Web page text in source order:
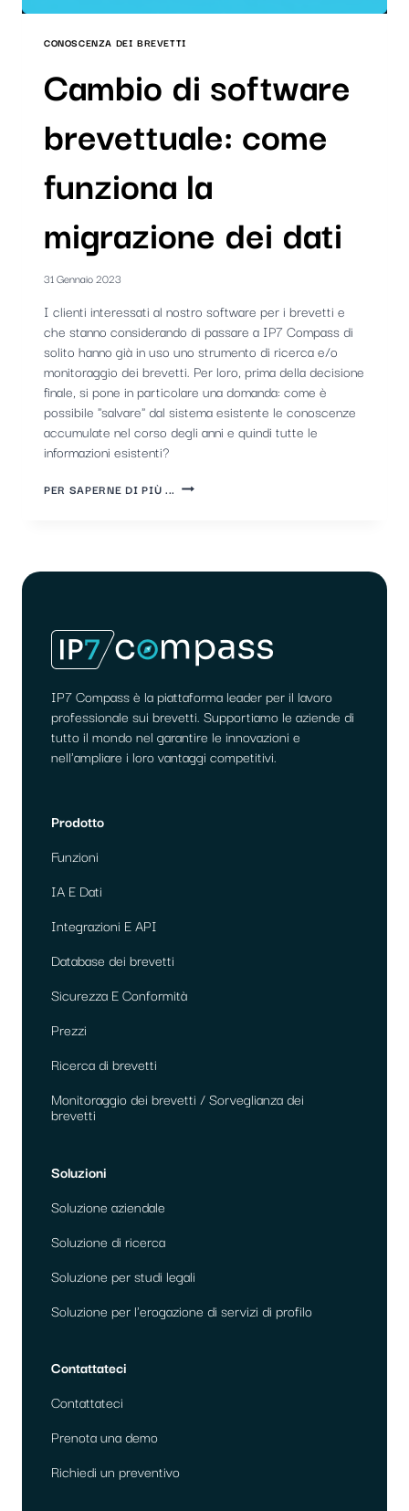
CONOSCENZA DEI BREVETTI
Cambio di software
brevettuale: come
funziona la
migrazione dei dati
31 Gennaio 2023
I clienti interessati al nostro software per i brevetti e
che stanno considerando di passare a IP7 Compass di
solito hanno già in uso uno strumento di ricerca e/o
monitoraggio dei brevetti. Per loro, prima della decisione
finale, si pone in particolare una domanda: come è
possibile "salvare" dal sistema esistente le conoscenze
accumulate nel corso degli anni e quindi tutte le
informazioni esistenti?
PER SAPERNE DI PIÙ ... CAMBIO
IP7 Compass è la piattaforma leader per il lavoro
professionale sui brevetti. Supportiamo le aziende di
tutto il mondo nel garantire le innovazioni e
nell'ampliare i loro vantaggi competitivi.
Prodotto
Funzioni
IA E Dati
Integrazioni E API
Database dei brevetti
Sicurezza E Conformità
Prezzi
Ricerca di brevetti
Monitoraggio dei brevetti / Sorveglianza dei
brevetti
Soluzioni
Soluzione aziendale
Soluzione di ricerca
Soluzione per studi legali
Soluzione per l'erogazione di servizi di profilo
Contattateci
Contattateci
Prenota una demo
Richiedi un preventivo